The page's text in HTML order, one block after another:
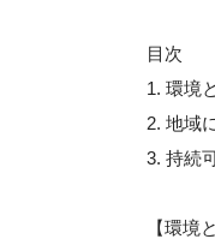
目次
1. 環境
2. 地域
3. 持続
【環境